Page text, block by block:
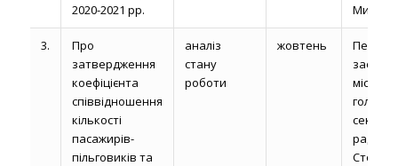
2020-2021 рр.
3.
Про
затвердження
коефіцієнта
співвідношення
кількості
пасажирів-
пільговиків та
аналіз
стану
роботи
жовтень
Перший
голови,
ради